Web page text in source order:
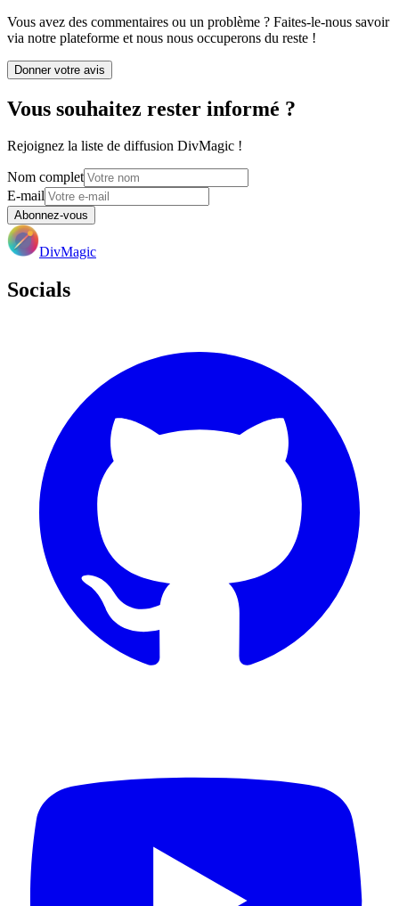
Vous avez des commentaires ou un problème ? Faites-le-nous savoir
via notre plateforme et nous nous occuperons du reste !
Donner votre avis
Vous souhaitez rester informé ?
Rejoignez la liste de diffusion DivMagic !
Nom complet
E-mail
Abonnez-vous
DivMagic
Socials